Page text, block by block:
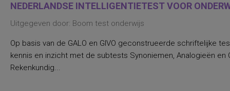
NEDERLANDSE INTELLIGENTIETEST VOOR
Uitgegeven door: Boom test onderwijs
Op basis van de GALO en GIVO geconstrueerde schriftelijke
kennis en inzicht met de subtests Synoniemen, Analogieën
Rekenkundig...